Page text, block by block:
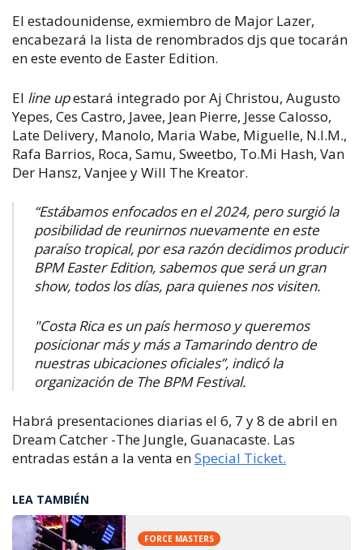
El estadounidense, exmiembro de Major Lazer,
encabezará la lista de renombrados djs que tocarán
en este evento de Easter Edition.
El line upestará integrado por Aj Christou, Augusto
Yepes, Ces Castro, Javee, Jean Pierre, Jesse Calosso,
Late Delivery, Manolo, Maria Wabe, Miguelle, N.I.M.,
Rafa Barrios, Roca, Samu, Sweetbo, To.Mi Hash, Van
Der Hansz, Vanjee y Will The Kreator.
“Estábamos enfocados en el 2024, pero surgió la
posibilidad de reunirnos nuevamente en este
paraíso tropical, por esa razón decidimos producir
BPM Easter Edition, sabemos que será un gran
show, todos los días, para quienes nos visiten.
"Costa Rica es un país hermoso y queremos
posicionar más y más a Tamarindo dentro de
nuestras ubicaciones oficiales”, indicó la
organización de The BPM Festival.
Habrá presentaciones diarias el 6, 7 y 8 de abril en
Dream Catcher -The Jungle, Guanacaste. Las
entradas están a la venta enSpecial Ticket.
LEA TAMBIÉN
FORCE MASTERS